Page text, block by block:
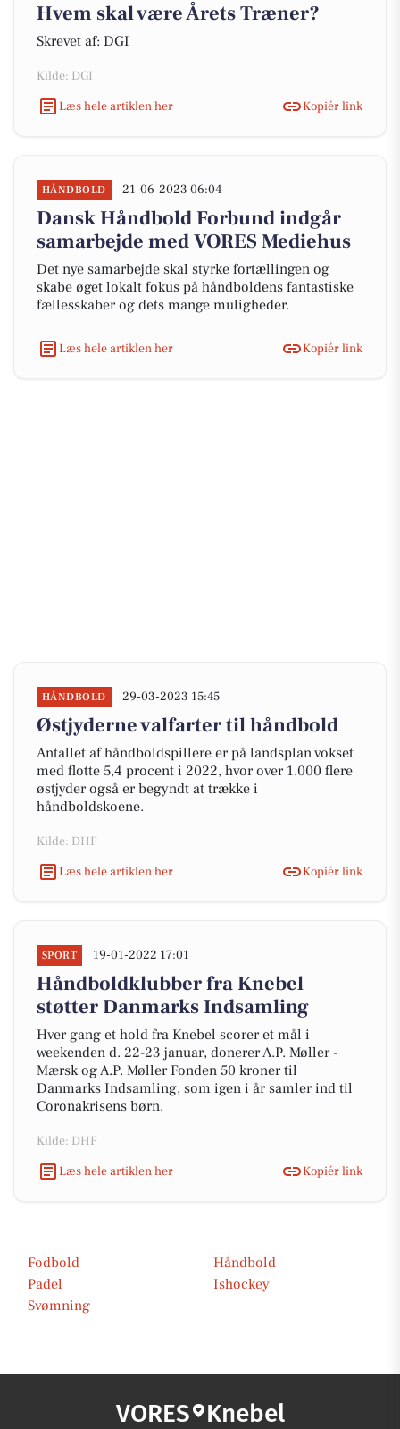
Hvem skal være Årets Træner?
Skrevet af: DGI
Kilde: DGI
Læs hele artiklen her
Kopiér link
HÅNDBOLD 21-06-2023 06:04
Dansk Håndbold Forbund indgår
samarbejde med VORES Mediehus
Det nye samarbejde skal styrke fortællingen og
skabe øget lokalt fokus på håndboldens fantastiske
fællesskaber og dets mange muligheder.
Læs hele artiklen her Kopiér link
HÅNDBOLD 29-03-2023 15:45
Østjyderne valfarter til håndbold
Antallet af håndboldspillere er på landsplan vokset
med flotte 5,4 procent i 2022, hvor over 1.000 flere
østjyder også er begyndt at trække i
håndboldskoene.
Kilde: DHF
Læs hele artiklen her
Kopiér link
SPORT 19-01-2022 17:01
Håndboldklubber fra Knebel
støtter Danmarks Indsamling
Hver gang et hold fra Knebel scorer et mål i
weekenden d. 22-23 januar, donerer A.P. Møller -
Mærsk og A.P. Møller Fonden 50 kroner til
Danmarks Indsamling, som igen i år samler ind til
Coronakrisens børn.
Kilde: DHF
Læs hele artiklen her
Kopiér link
Fodbold
Håndbold
Padel
Ishockey
Svømning
VORES Knebel